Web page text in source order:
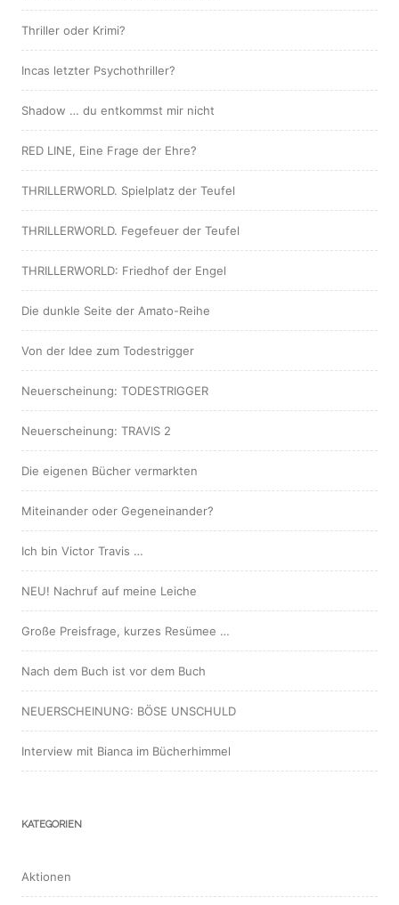
Thriller oder Krimi?
Incas letzter Psychothriller?
Shadow … du entkommst mir nicht
RED LINE, Eine Frage der Ehre?
THRILLERWORLD. Spielplatz der Teufel
THRILLERWORLD. Fegefeuer der Teufel
THRILLERWORLD: Friedhof der Engel
Die dunkle Seite der Amato-Reihe
Von der Idee zum Todestrigger
Neuerscheinung: TODESTRIGGER
Neuerscheinung: TRAVIS 2
Die eigenen Bücher vermarkten
Miteinander oder Gegeneinander?
Ich bin Victor Travis …
NEU! Nachruf auf meine Leiche
Große Preisfrage, kurzes Resümee …
Nach dem Buch ist vor dem Buch
NEUERSCHEINUNG: BÖSE UNSCHULD
Interview mit Bianca im Bücherhimmel
KATEGORIEN
Aktionen